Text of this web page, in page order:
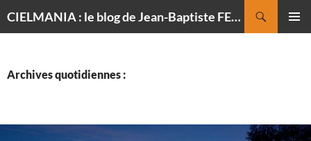
CIELMANIA : le blog de Jean-Baptiste FELDMANN, photographe du ciel
Archives quotidiennes :